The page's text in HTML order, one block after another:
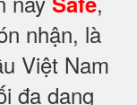
nhận, là
Việt Nam
đa dạng